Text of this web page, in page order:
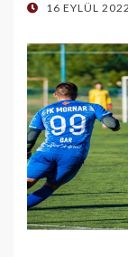
POSTED
16 EYLÜL 2022